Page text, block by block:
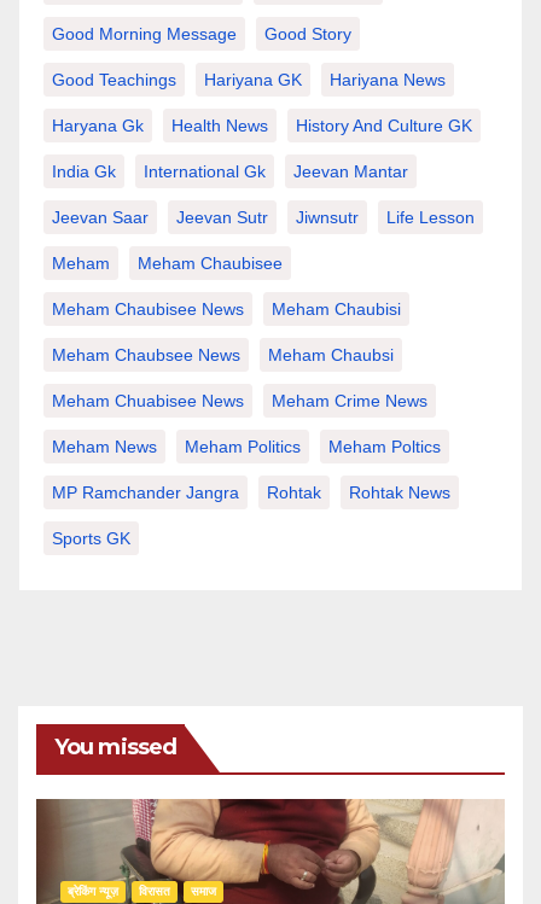
Good Morning Message Good Story
Good Teachings Hariyana GK Hariyana News
Haryana Gk Health News History And Culture GK
India Gk International Gk Jeevan Mantar
Jeevan Saar Jeevan Sutr Jiwnsutr Life Lesson
Meham Meham Chaubisee
Meham Chaubisee News Meham Chaubisi
Meham Chaubsee News Meham Chaubsi
Meham Chuabisee News Meham Crime News
Meham News Meham Politics Meham Poltics
MP Ramchander Jangra Rohtak Rohtak News
Sports GK
You missed
ब्रेकिंग न्यूज़ ‍‍विरासत समाज